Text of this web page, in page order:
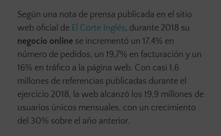
Según una nota de prensa publicada en el sitio
web oficial de El Corte Inglés, durante 2018 su
negocio online se incrementó un 17,4% en
número de pedidos, un 19,7% en facturación y un
16% en tráfico a la página web. Con casi 1,6
millones de referencias publicadas durante el
ejercicio 2018, la web alcanzó los 19,9 millones de
usuarios únicos mensuales, con un crecimiento
del 30% sobre el año anterior.